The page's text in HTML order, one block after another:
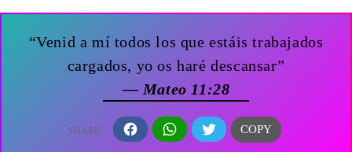
“Venid a mí todos los que estáis trabajados
cargados, yo os haré descansar”
— Mateo 11:28